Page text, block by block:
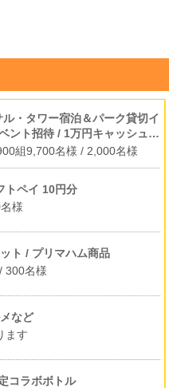
・タワー宿泊＆パーク貸切イ
ント招待 / 1万円キャッシュバ
組9,700名様 / 2,000名様
トペイ 10円分
様
ト / プリマハム商品
300名様
など
ます
コラボボトル